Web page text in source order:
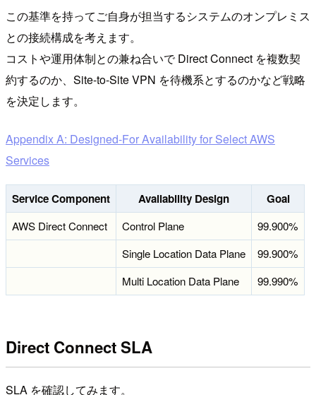
この基準を持ってご自身が担当するシステムのオンプレミス
との接続構成を考えます。
コストや運用体制との兼ね合いで Direct Connect を複数契
約するのか、Site-to-Site VPN を待機系とするのかなど戦略
を決定します。
Appendix A: Designed-For Availability for Select AWS
Services
Service Component Availability Design Goal
AWS Direct Connect Control Plane
99.900%
Single Location Data Plane
99.900%
Multi Location Data Plane
99.990%
Direct Connect SLA
SLA を確認してみます。